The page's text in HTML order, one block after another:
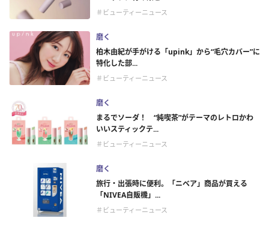
＃ビューティーニュース
磨く
柏木由紀が手がける「upink」から“毛穴カバー”に
特化した部...
＃ビューティーニュース
磨く
まるでソーダ！ “純喫茶”がテーマのレトロかわ
いいスティックテ...
＃ビューティーニュース
磨く
旅行・出張時に便利。「ニベア」商品が買える
「NIVEA自販機」...
＃ビューティーニュース